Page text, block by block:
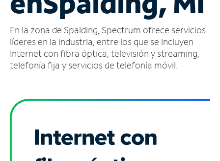
cuenta
Encuentra
una
tienda
En la zona de Spalding, Spectrum ofrece servicios
líderes en la industria, entre los que se incluyen
Internet con fibra óptica, televisión y streaming,
telefonía fija y servicios de telefonía móvil.